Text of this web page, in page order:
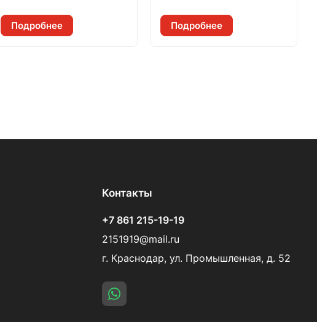
Подробнее Подробнее
Контакты
+7 861 215-19-19
2151919@mail.ru
г. Краснодар, ул. Промышленная, д. 52